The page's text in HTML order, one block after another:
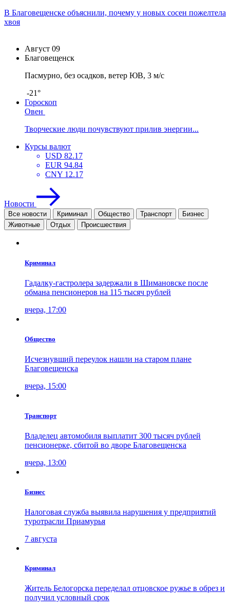
В Благовещенске объяснили, почему у новых сосен пожелтела
хвоя
Август 09
Благовещенск
Пасмурно, без осадков, ветер ЮВ, 3 м/с
-21°
Гороскоп
Овен
Творческие люди почувствуют прилив энергии...
Курсы валют
USD 82.17
EUR 94.84
CNY 12.17
Новости
Все новости Криминал Общество Транспорт
Бизнес
Животные
Отдых Проиcшествия
Криминал
Гадалку-гастролера задержали в Шимановске после
обмана пенсионеров на 115 тысяч рублей
вчера, 17:00
Общество
Исчезнувший переулок нашли на старом плане
Благовещенска
вчера, 15:00
Транспорт
Владелец автомобиля выплатит 300 тысяч рублей
пенсионерке, сбитой во дворе Благовещенска
вчера, 13:00
Бизнес
Налоговая служба выявила нарушения у предприятий
туротрасли Приамурья
7 августа
Криминал
Житель Белогорска переделал отцовское ружье в обрез и
получил условный срок